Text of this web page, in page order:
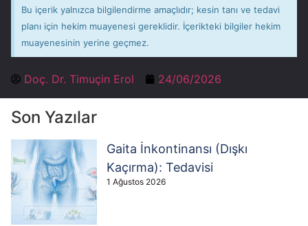
Bu içerik yalnızca bilgilendirme amaçlıdır; kesin tanı ve tedavi
planı için hekim muayenesi gereklidir. İçerikteki bilgiler hekim
muayenesinin yerine geçmez.
Doç. Dr. Timuçin Erol 24/06/2026
Son Yazılar
Gaita İnkontinansı (Dışkı
Kaçırma): Tedavisi
1 Ağustos 2026